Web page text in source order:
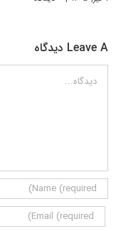
Leave A دیدگاه
دیدگاه